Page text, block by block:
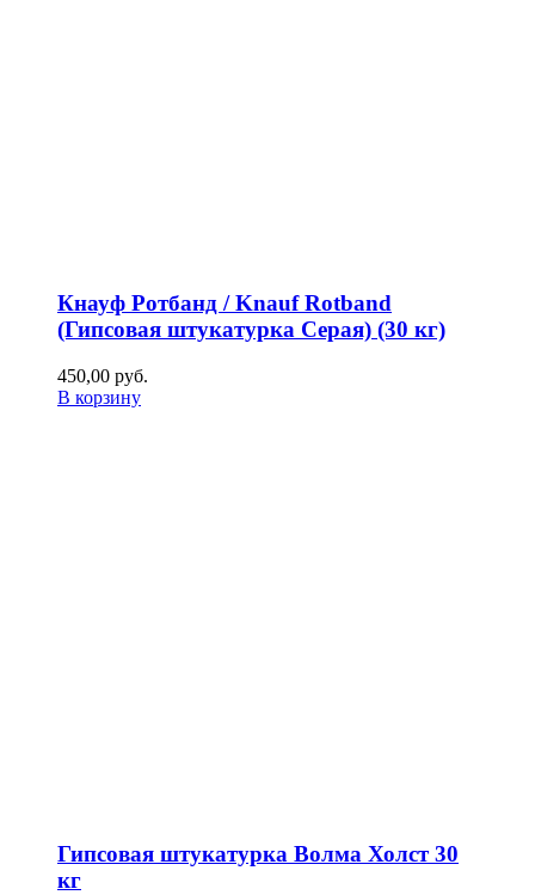
Кнауф Ротбанд / Knauf Rotband
(Гипсовая штукатурка Серая) (30 кг)
450,00 руб.
В корзину
Гипсовая штукатурка Волма Холст 30
кг